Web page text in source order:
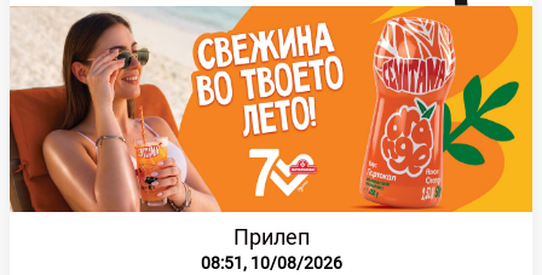
Прилеп
08:51, 10/08/2026